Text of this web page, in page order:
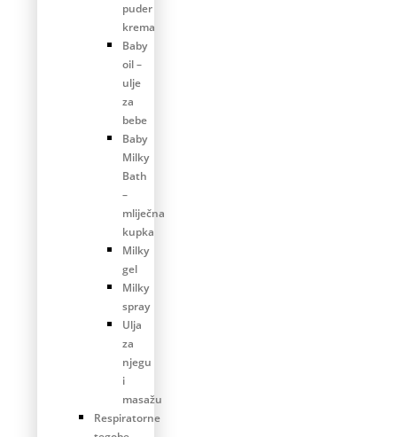
puder
krema
Baby
oil –
ulje
za
bebe
Baby
Milky
Bath
–
mliječna
kupka
Milky
gel
Milky
spray
Ulja
za
njegu
i
masažu
Respiratorne